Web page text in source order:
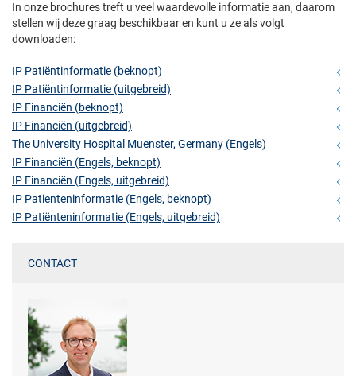
In onze brochures treft u veel waardevolle informatie aan, daarom
stellen wij deze graag beschikbaar en kunt u ze als volgt
downloaden:
IP Patiëntinformatie (beknopt)
IP Patiëntinformatie (uitgebreid)
IP Financiën (beknopt)
IP Financiën (uitgebreid)
The University Hospital Muenster, Germany (Engels)
IP Financiën (Engels, beknopt)
IP Financiën (Engels, uitgebreid)
IP Patienteninformatie (Engels, beknopt)
IP Patiënteninformatie (Engels, uitgebreid)
CONTACT